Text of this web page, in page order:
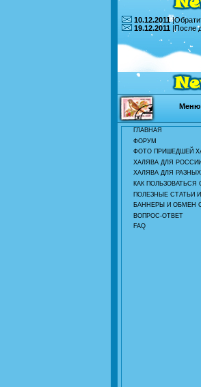
10.12.2011
19.12.2011 |После
Меню
ГЛАВНАЯ
ФОРУМ
ФОТО ПРИШЕДШЕЙ
ХАЛЯВА ДЛЯ
ХАЛЯВА ДЛЯ
КАК ПОЛЬЗОВАТЬСЯ
ПОЛЕЗНЫЕ СТАТЬИ
БАННЕРЫ И ОБМЕН
ВОПРОС-ОТВЕТ
FAQ